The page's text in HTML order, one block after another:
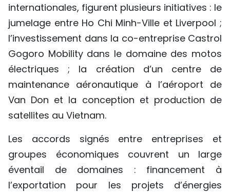
internationales, figurent plusieurs initiatives : le
jumelage entre Ho Chi Minh-Ville et Liverpool ;
l’investissement dans la co-entreprise Castrol
Gogoro Mobility dans le domaine des motos
électriques ; la création d’un centre de
maintenance aéronautique à l’aéroport de
Van Don et la conception et production de
satellites au Vietnam.
Les accords signés entre entreprises et
groupes économiques couvrent un large
éventail de domaines : financement à
l’exportation pour les projets d’énergies